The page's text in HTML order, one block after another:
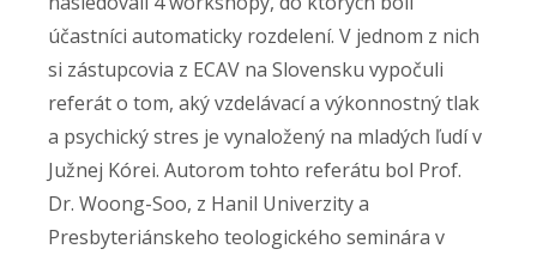
účastníci automaticky rozdelení. V jednom z nich
si zástupcovia z ECAV na Slovensku vypočuli
referát o tom, aký vzdelávací a výkonnostný tlak
a psychický stres je vynaložený na mladých ľudí v
Južnej Kórei. Autorom tohto referátu bol Prof.
Dr. Woong-Soo, z Hanil Univerzity a
Presbyteriánskeho teologického seminára v